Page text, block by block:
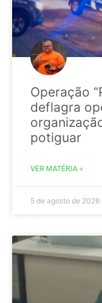
Operação
deflagra
potiguar
VER MATÉRIA »
5 de agosto de 2026